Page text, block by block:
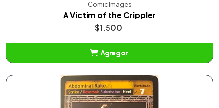
Comic Images
A Victim of the Crippler
$1.500
Agregar